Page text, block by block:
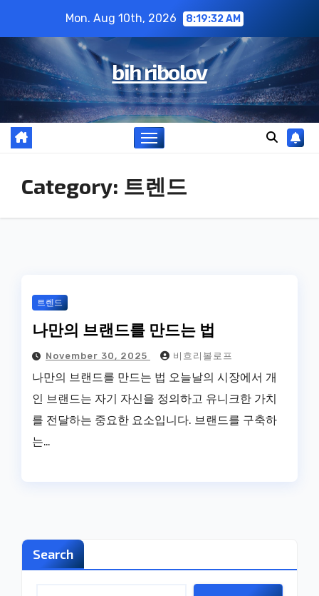
content
Mon. Aug 10th, 2026 8:19:33 AM
bih ribolov
Category: 트렌드
트렌드
나만의 브랜드를 만드는 법
November 30, 2025 비흐리볼로프
나만의 브랜드를 만드는 법 오늘날의 시장에서 개
인 브랜드는 자기 자신을 정의하고 유니크한 가치
를 전달하는 중요한 요소입니다. 브랜드를 구축하
는…
Search